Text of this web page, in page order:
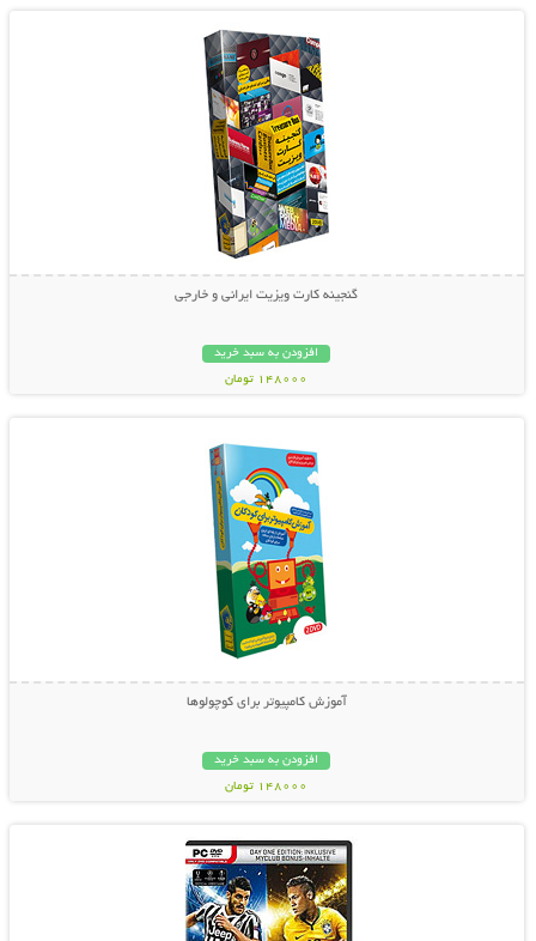
گنجینه کارت ویزیت ایرانی و خارجی
افزودن به سبد خرید
148000 تومان
آموزش کامپیوتر برای کوچولوها
افزودن به سبد خرید
148000 تومان